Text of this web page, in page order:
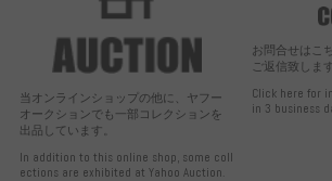
当オンラインショップの他に、ヤフー
オークションでも一部コレクションを
出品しています。
In addition to this online shop, some coll
ections are exhibited at Yahoo Auction.
お問合せはこ
ご返信致します
Click here for
in 3 business